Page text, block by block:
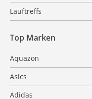
Lauftreffs
Top Marken
Aquazon
Asics
Adidas